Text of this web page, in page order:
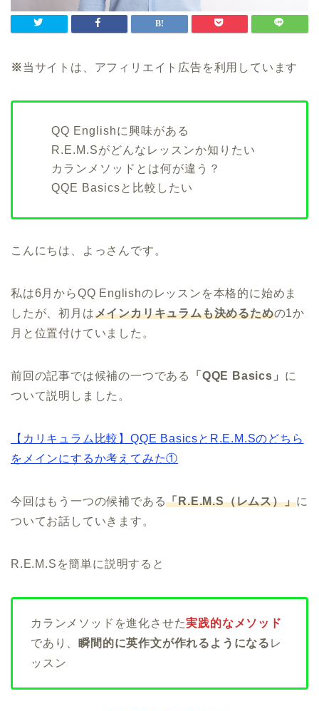
※当サイトは、アフィリエイト広告を利用しています
QQ Englishに興味がある
R.E.M.Sがどんなレッスンか知りたい
カランメソッドとは何が違う？
QQE Basicsと比較したい
こんにちは、よっさんです。
私は6月からQQ Englishのレッスンを本格的に始めま
したが、初月はメインカリキュラムも決めるための1か
月と位置付けていました。
前回の記事では候補の一つである 「QQE Basics」 に
ついて説明しました。
【カリキュラム比較】QQE BasicsとR.E.M.Sのどちら
をメインにするか考えてみた①
今回はもう一つの候補である「R.E.M.S（レムス）」に
ついてお話していきます。
R.E.M.Sを簡単に説明すると
カランメソッドを進化させた実践的なメソッド
であり、瞬間的に英作文が作れるようになる レ
ッスン